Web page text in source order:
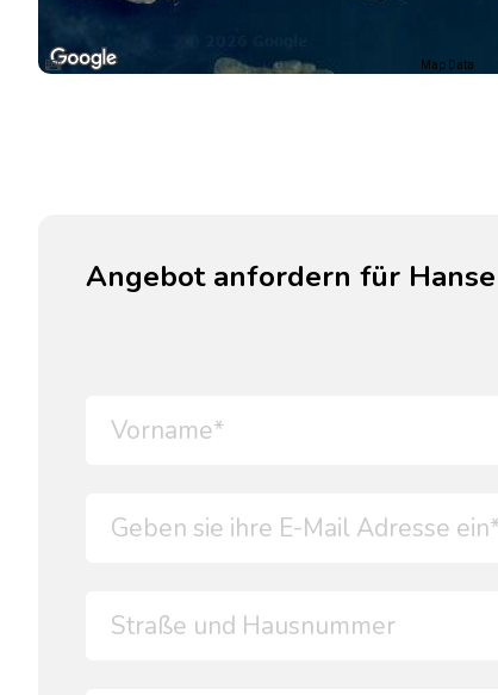
Map Data
Angebot anfordern für